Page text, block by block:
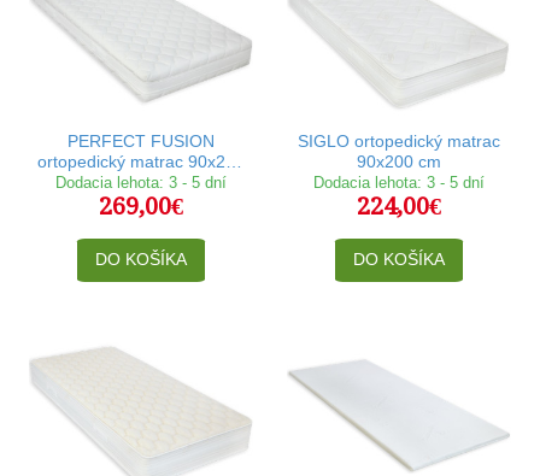
PERFECT FUSION
ortopedický matrac 90x200
cm
Dodacia lehota: 3 - 5 dní
269,00€
DO KOŠÍKA
SIGLO ortopedický matrac
90x200 cm
Dodacia lehota: 3 - 5 dní
224,00€
DO KOŠÍKA